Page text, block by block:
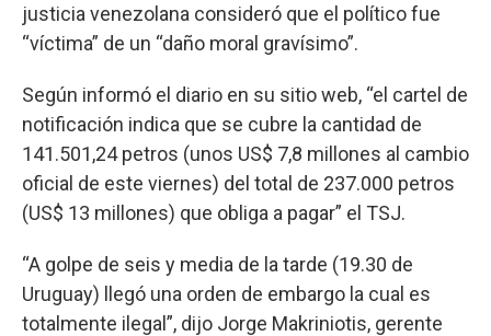
justicia venezolana consideró que el político fue
“víctima” de un “daño moral gravísimo”.
Según informó el diario en su sitio web, “el cartel de
notificación indica que se cubre la cantidad de
141.501,24 petros (unos US$ 7,8 millones al cambio
oficial de este viernes) del total de 237.000 petros
(US$ 13 millones) que obliga a pagar” el TSJ.
“A golpe de seis y media de la tarde (19.30 de
Uruguay) llegó una orden de embargo la cual es
totalmente ilegal”, dijo Jorge Makriniotis, gerente